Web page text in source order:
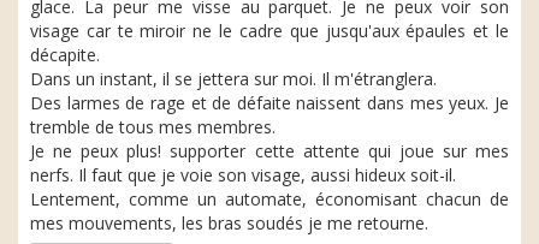
glace. La peur me visse au parquet. Je ne peux voir son
visage car te miroir ne le cadre que jusqu'aux épaules et le
décapite.
Dans un instant, il se jettera sur moi. Il m'étranglera.
Des larmes de rage et de défaite naissent dans mes yeux. Je
tremble de tous mes membres.
Je ne peux plus! supporter cette attente qui joue sur mes
nerfs. Il faut que je voie son visage, aussi hideux soit-il.
Lentement, comme un automate, économisant chacun de
mes mouvements, les bras soudés je me retourne.